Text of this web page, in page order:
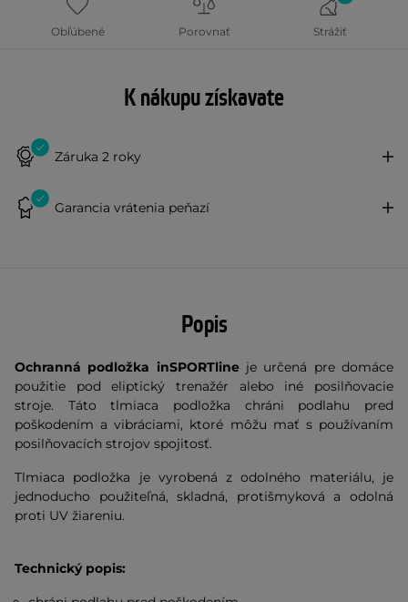
Obľúbené Porovnať Strážiť
K nákupu získavate
Záruka 2 roky
Garancia vrátenia peňazí
Popis
Ochranná podložka inSPORTlineje určená pre domáce
použitie pod eliptický trenažér alebo iné posilňovacie
stroje. Táto tlmiaca podložka chráni podlahu pred
poškodením a vibráciami, ktoré môžu mať s používaním
posilňovacích strojov spojitosť.
Tlmiaca podložka je vyrobená z odolného materiálu, je
jednoducho použiteľná, skladná, protišmyková a odolná
proti UV žiareniu.
Technický popis: